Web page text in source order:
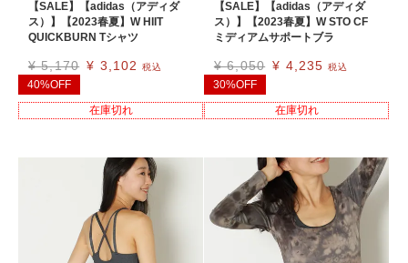
【SALE】【adidas（アディダ
ス）】【2023春夏】W HIIT
QUICKBURN Tシャツ
¥ 5,170 ¥ 3,102 税込
40%OFF
在庫切れ
【SALE】【adidas（アディダ
ス）】【2023春夏】W STO CF
ミディアムサポートブラ
¥ 6,050 ¥ 4,235 税込
30%OFF
在庫切れ